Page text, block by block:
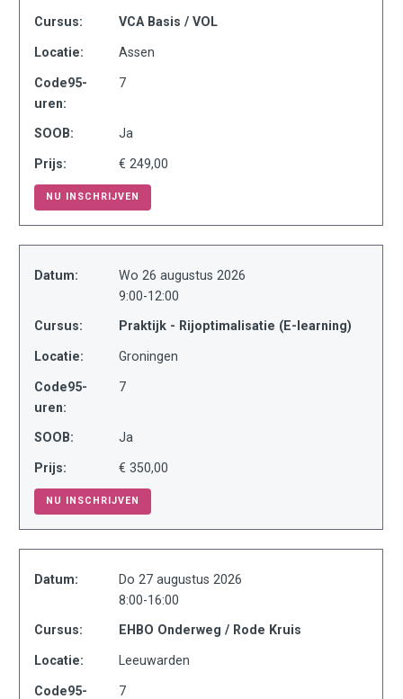
Cursus: VCA Basis / VOL
Locatie: Assen
Code95-
uren:
7
SOOB: Ja
Prijs: € 249,00
NU INSCHRIJVEN
Datum:
Wo 26 augustus 2026
9:00-12:00
Cursus: Praktijk - Rijoptimalisatie (E-learning)
Locatie: Groningen
Code95-
uren:
7
SOOB: Ja
Prijs: € 350,00
NU INSCHRIJVEN
Datum:
Do 27 augustus 2026
8:00-16:00
Cursus: EHBO Onderweg / Rode Kruis
Locatie: Leeuwarden
Code95-
7